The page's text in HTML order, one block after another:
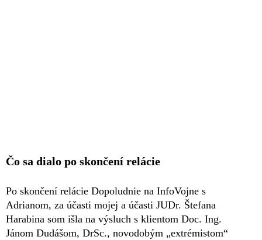
Čo sa dialo po skončení relácie
Po skončení relácie Dopoludnie na InfoVojne s
Adrianom, za účasti mojej a účasti JUDr. Štefana
Harabina som išla na výsluch s klientom Doc. Ing.
Jánom Dudášom, DrSc., novodobým „extrémistom“